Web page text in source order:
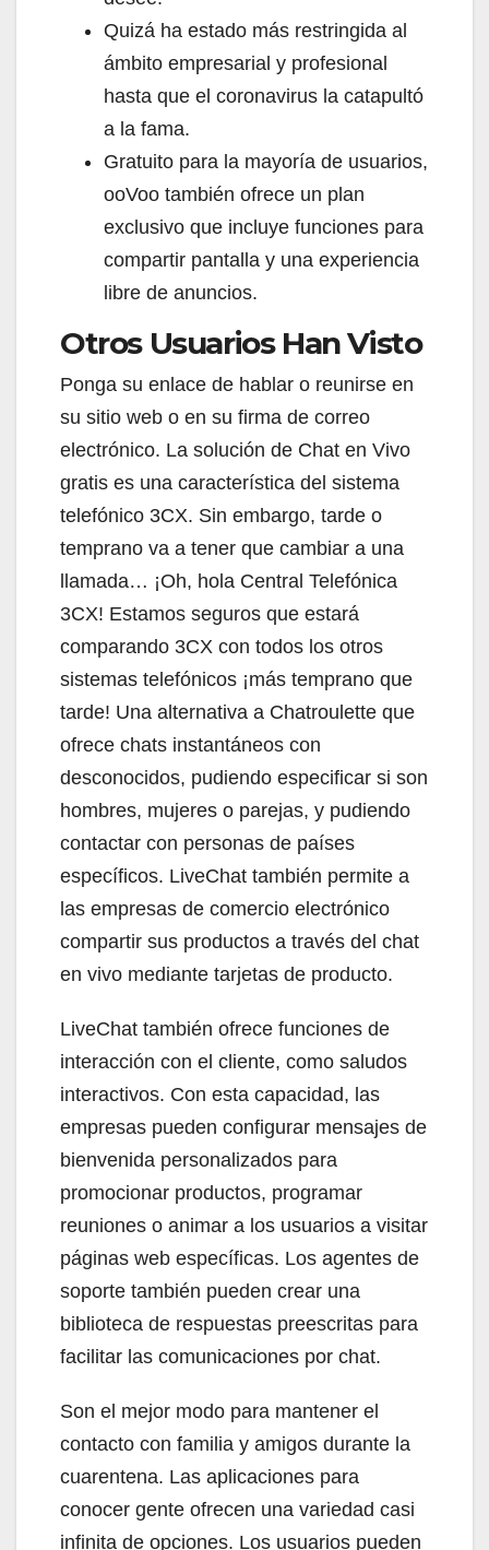
Quizá ha estado más restringida al
ámbito empresarial y profesional
hasta que el coronavirus la catapultó
a la fama.
Gratuito para la mayoría de usuarios,
ooVoo también ofrece un plan
exclusivo que incluye funciones para
compartir pantalla y una experiencia
libre de anuncios.
Otros Usuarios Han Visto
Ponga su enlace de hablar o reunirse en
su sitio web o en su firma de correo
electrónico. La solución de Chat en Vivo
gratis es una característica del sistema
telefónico 3CX. Sin embargo, tarde o
temprano va a tener que cambiar a una
llamada… ¡Oh, hola Central Telefónica
3CX! Estamos seguros que estará
comparando 3CX con todos los otros
sistemas telefónicos ¡más temprano que
tarde! Una alternativa a Chatroulette que
ofrece chats instantáneos con
desconocidos, pudiendo especificar si son
hombres, mujeres o parejas, y pudiendo
contactar con personas de países
específicos. LiveChat también permite a
las empresas de comercio electrónico
compartir sus productos a través del chat
en vivo mediante tarjetas de producto.
LiveChat también ofrece funciones de
interacción con el cliente, como saludos
interactivos. Con esta capacidad, las
empresas pueden configurar mensajes de
bienvenida personalizados para
promocionar productos, programar
reuniones o animar a los usuarios a visitar
páginas web específicas. Los agentes de
soporte también pueden crear una
biblioteca de respuestas preescritas para
facilitar las comunicaciones por chat.
Son el mejor modo para mantener el
contacto con familia y amigos durante la
cuarentena. Las aplicaciones para
conocer gente ofrecen una variedad casi
infinita de opciones. Los usuarios pueden